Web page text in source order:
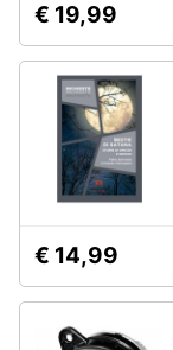
€ 19,99
€ 14,99